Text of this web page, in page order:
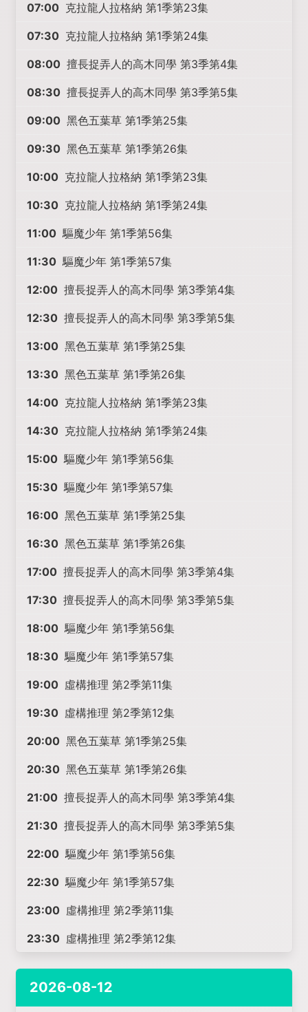
07:00 克拉龍人拉格納 第1季第23集
07:30 克拉龍人拉格納 第1季第24集
08:00 擅長捉弄人的高木同學 第3季第4集
08:30 擅長捉弄人的高木同學 第3季第5集
09:00 黑色五葉草 第1季第25集
09:30 黑色五葉草 第1季第26集
10:00 克拉龍人拉格納 第1季第23集
10:30 克拉龍人拉格納 第1季第24集
11:00 驅魔少年 第1季第56集
11:30 驅魔少年 第1季第57集
12:00 擅長捉弄人的高木同學 第3季第4集
12:30 擅長捉弄人的高木同學 第3季第5集
13:00 黑色五葉草 第1季第25集
13:30 黑色五葉草 第1季第26集
14:00 克拉龍人拉格納 第1季第23集
14:30 克拉龍人拉格納 第1季第24集
15:00 驅魔少年 第1季第56集
15:30 驅魔少年 第1季第57集
16:00 黑色五葉草 第1季第25集
16:30 黑色五葉草 第1季第26集
17:00 擅長捉弄人的高木同學 第3季第4集
17:30 擅長捉弄人的高木同學 第3季第5集
18:00 驅魔少年 第1季第56集
18:30 驅魔少年 第1季第57集
19:00 虛構推理 第2季第11集
19:30 虛構推理 第2季第12集
20:00 黑色五葉草 第1季第25集
20:30 黑色五葉草 第1季第26集
21:00 擅長捉弄人的高木同學 第3季第4集
21:30 擅長捉弄人的高木同學 第3季第5集
22:00 驅魔少年 第1季第56集
22:30 驅魔少年 第1季第57集
23:00 虛構推理 第2季第11集
23:30 虛構推理 第2季第12集
2026-08-12